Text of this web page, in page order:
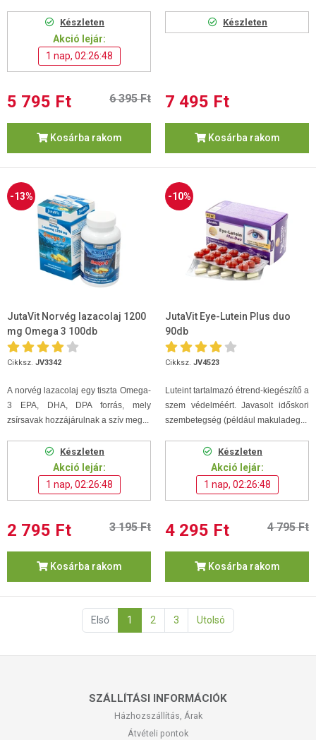
Készleten
Akció lejár:
1 nap, 02:26:48
5 795 Ft 6 395 Ft
Kosárba rakom
Készleten
7 495 Ft
Kosárba rakom
-13%
JutaVit Norvég lazacolaj 1200
mg Omega 3 100db
Cikksz. JV3342
A norvég lazacolaj egy tiszta Omega-
3 EPA, DHA, DPA forrás, mely
zsírsavak hozzájárulnak a szív meg...
Készleten
Akció lejár:
1 nap, 02:26:48
2 795 Ft 3 195 Ft
Kosárba rakom
-10%
JutaVit Eye-Lutein Plus duo
90db
Cikksz. JV4523
Luteint tartalmazó étrend-kiegészítő a
szem védelméért. Javasolt időskori
szembetegség (például makuladeg...
Készleten
Akció lejár:
1 nap, 02:26:48
4 295 Ft 4 795 Ft
Kosárba rakom
Első 1 2 3 Utolsó
SZÁLLÍTÁSI INFORMÁCIÓK
Házhozszállítás, Árak
Átvételi pontok